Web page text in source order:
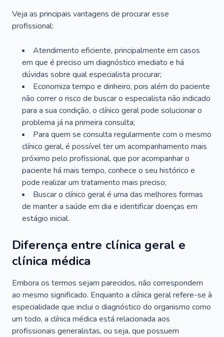
Veja as principais vantagens de procurar esse
profissional:
Atendimento eficiente, principalmente em casos
em que é preciso um diagnóstico imediato e há
dúvidas sobre qual especialista procurar;
Economiza tempo e dinheiro, pois além do paciente
não correr o risco de buscar o especialista não indicado
para a sua condição, o clínico geral pode solucionar o
problema já na primeira consulta;
Para quem se consulta regularmente com o mesmo
clínico geral, é possível ter um acompanhamento mais
próximo pelo profissional, que por acompanhar o
paciente há mais tempo, conhece o seu histórico e
pode realizar um tratamento mais preciso;
Buscar o clínico geral é uma das melhores formas
de manter a saúde em dia e identificar doenças em
estágio inicial.
Diferença entre clínica geral e
clínica médica
Embora os termos sejam parecidos, não correspondem
ao mesmo significado. Enquanto a clínica geral refere-se à
especialidade que inclui o diagnóstico do organismo como
um todo, a clínica médica está relacionada aos
profissionais generalistas, ou seja, que possuem